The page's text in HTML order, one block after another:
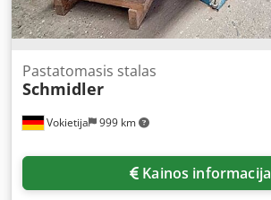
Vokietija 999 km
Pastatomasis stalas
Schmidler
Kainos informacija